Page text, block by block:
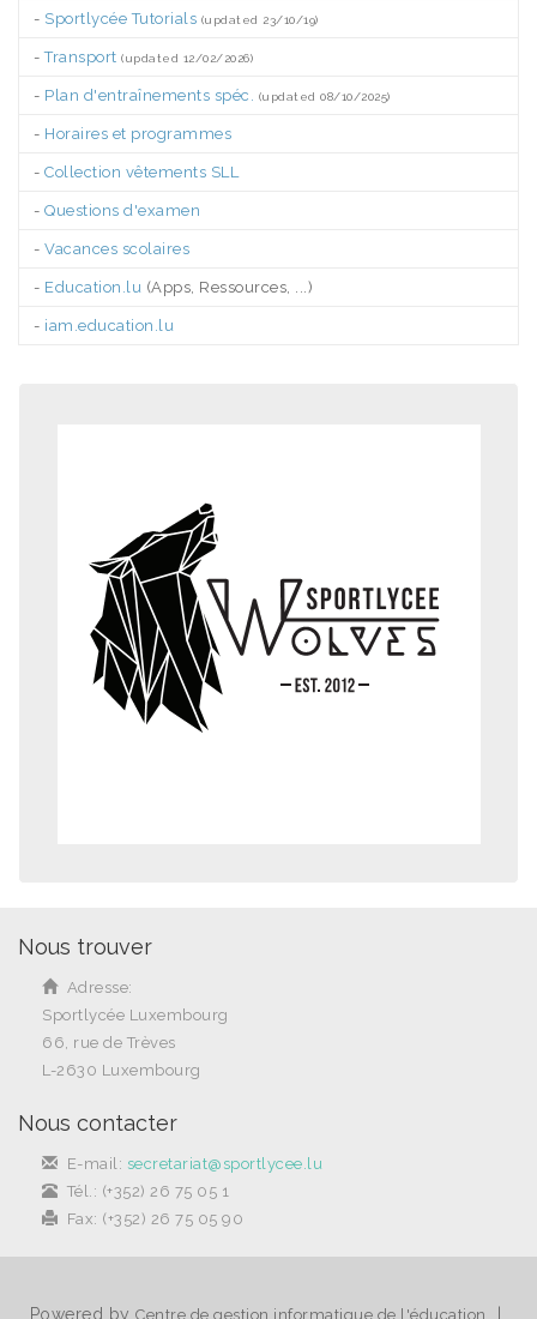
- Sportlycée Tutorials (updated 23/10/19)
-Transport (updated 12/02/2026)
- Plan d'entraînements spéc. (updated 08/10/2025)
- Horaires et programmes
- Collection vêtements SLL
- Questions d'examen
- Vacances scolaires
- Education.lu (Apps, Ressources, ...)
- iam.education.lu
Nous trouver
Adresse:
Sportlycée Luxembourg
66, rue de Trèves
L-2630 Luxembourg
Nous contacter
E-mail: secretariat@sportlycee.lu
Tél.: (+352) 26 75 05 1
Fax: (+352) 26 75 05 90
Powered by Centre de gestion informatique de l'éducation